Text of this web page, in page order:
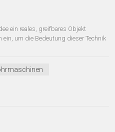
ein reales, greifbares Objekt
ein, um die Bedeutung dieser Technik